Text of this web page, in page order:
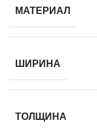
МАТЕРИАЛ
ШИРИНА
ТОЛЩИНА